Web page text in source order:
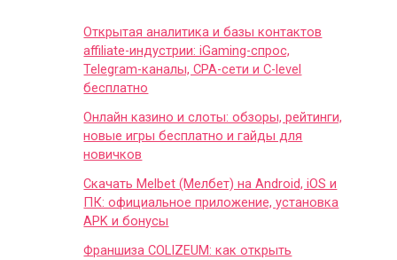
Открытая аналитика и базы контактов
affiliate-индустрии: iGaming-спрос,
Telegram-каналы, CPA-сети и C-level
бесплатно
Онлайн казино и слоты: обзоры, рейтинги,
новые игры бесплатно и гайды для
новичков
Скачать Melbet (Мелбет) на Android, iOS и
ПК: официальное приложение, установка
APK и бонусы
Франшиза COLIZEUM: как открыть